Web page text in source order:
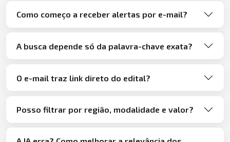
Como começo a receber alertas por e-mail?
A busca depende só da palavra-chave exata?
O e-mail traz link direto do edital?
Posso filtrar por região, modalidade e valor?